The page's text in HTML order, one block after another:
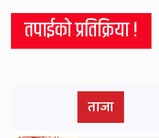
तपाईको प्रतिक्रिया !
ताजा